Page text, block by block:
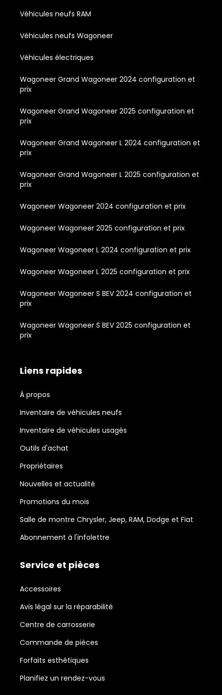
Véhicules neufs RAM
Véhicules neufs Wagoneer
Véhicules électriques
Wagoneer Grand Wagoneer 2024 configuration et
prix
Wagoneer Grand Wagoneer 2025 configuration et
prix
Wagoneer Grand Wagoneer L 2024 configuration et
prix
Wagoneer Grand Wagoneer L 2025 configuration et
prix
Wagoneer Wagoneer 2024 configuration et prix
Wagoneer Wagoneer 2025 configuration et prix
Wagoneer Wagoneer L 2024 configuration et prix
Wagoneer Wagoneer L 2025 configuration et prix
Wagoneer Wagoneer S BEV 2024 configuration et
prix
Wagoneer Wagoneer S BEV 2025 configuration et
prix
Liens rapides
À propos
Inventaire de véhicules neufs
Inventaire de véhicules usagés
Outils d'achat
Propriétaires
Nouvelles et actualité
Promotions du mois
Salle de montre Chrysler, Jeep, RAM, Dodge et Fiat
Abonnement à l'infolettre
Service et pièces
Accessoires
Avis légal sur la réparabilité
Centre de carrosserie
Commande de pièces
Forfaits esthétiques
Planifiez un rendez-vous